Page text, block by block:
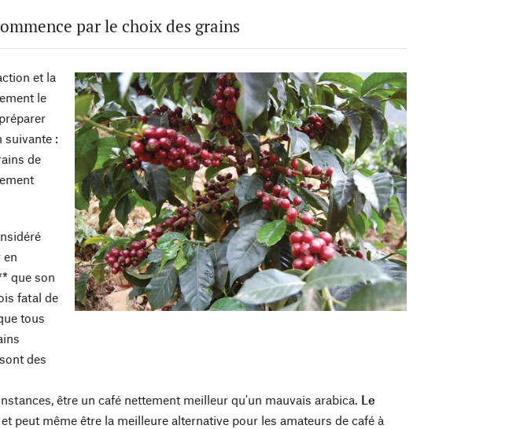
par le choix des grains
et la
le
suivante :
de
en
que son
fatal de
tous
des
être un café nettement meilleur qu'un mauvais arabica. Le
peut même être la meilleure alternative pour les amateurs de café à